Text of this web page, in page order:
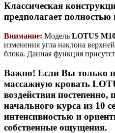
Классическая
предполагает полностью
Внимание: Модель LOTUS
изменения угла наклона
блока. Данная функция
Важно! Если Вы только
массажную кровать
воздействия постепенно,
начального курса из 10
интенсивностью и
собственные ощущения.